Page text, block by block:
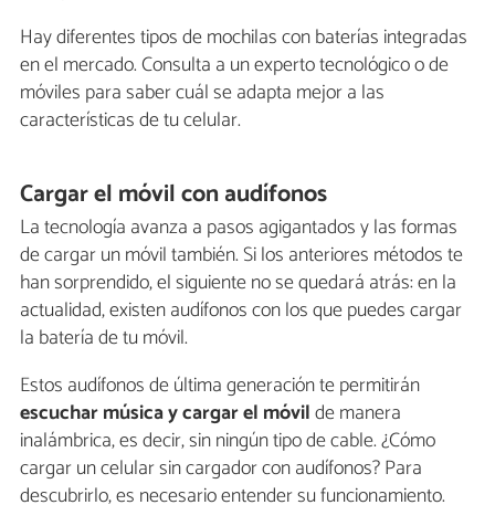
Hay diferentes tipos de mochilas con baterías integradas
en el mercado. Consulta a un experto tecnológico o de
móviles para saber cuál se adapta mejor a las
características de tu celular.
Cargar el móvil con audífonos
La tecnología avanza a pasos agigantados y las formas
de cargar un móvil también. Si los anteriores métodos te
han sorprendido, el siguiente no se quedará atrás: en la
actualidad, existen audífonos con los que puedes cargar
la batería de tu móvil.
Estos audífonos de última generación te permitirán
escuchar música y cargar el móvilde manera
inalámbrica, es decir, sin ningún tipo de cable. ¿Cómo
cargar un celular sin cargador con audífonos? Para
descubrirlo, es necesario entender su funcionamiento.